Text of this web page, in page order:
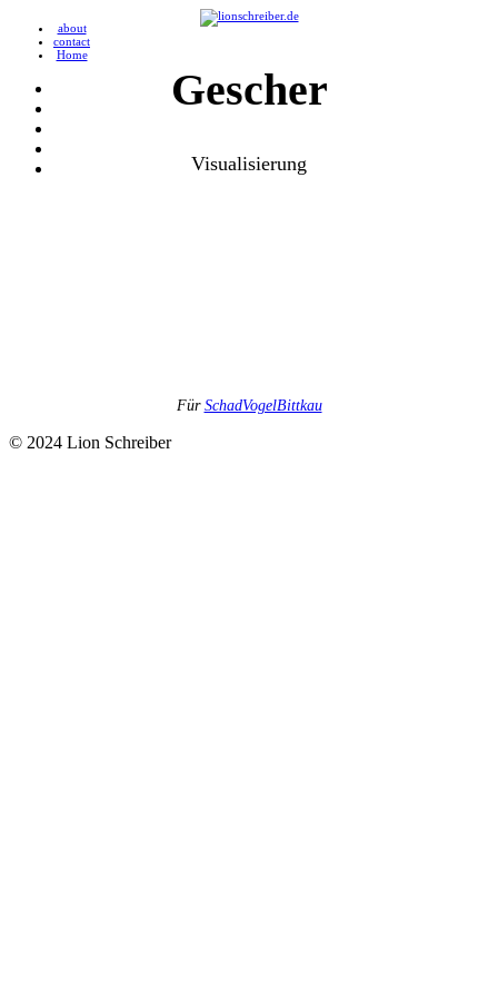
about
contact
Home
Gescher
Visualisierung
Für SchadVogelBittkau
© 2024 Lion Schreiber